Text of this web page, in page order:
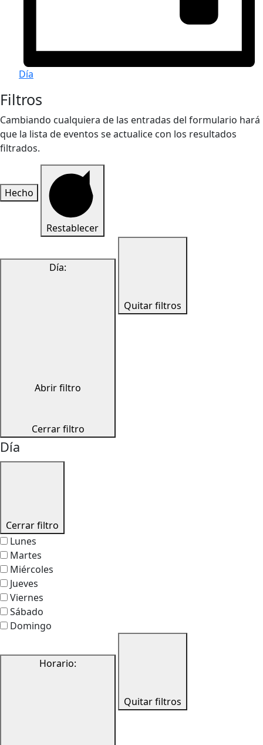
Día
Filtros
Cambiando cualquiera de las entradas del formulario hará
que la lista de eventos se actualice con los resultados
filtrados.
Hecho
Restablecer
Día:
Abrir filtro
Cerrar filtro
Quitar filtros
Día
Cerrar filtro
Lunes
Martes
Miércoles
Jueves
Viernes
Sábado
Domingo
Horario:
Quitar filtros